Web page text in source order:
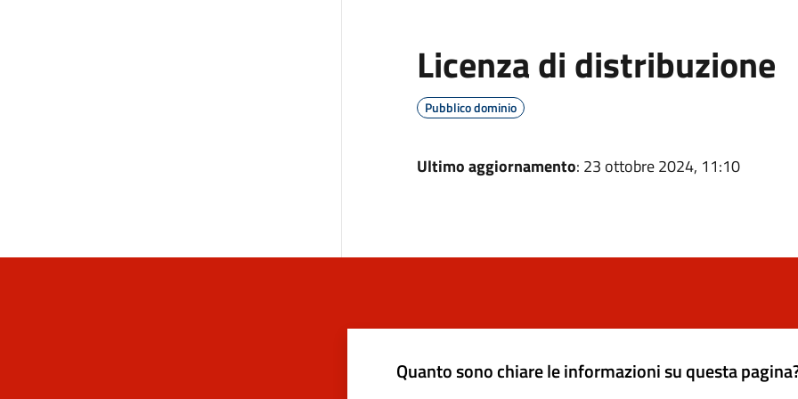
Licenza di distribuzione
Pubblico dominio
Ultimo aggiornamento: 23 ottobre 2024, 11:10
Quanto sono chiare le informazioni su questa